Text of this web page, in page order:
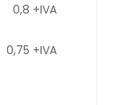
0,8 +IVA
0,75 +IVA